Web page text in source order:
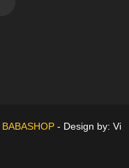
BABASHOP - Design by: Vi